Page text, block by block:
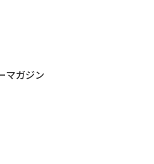
マガジン